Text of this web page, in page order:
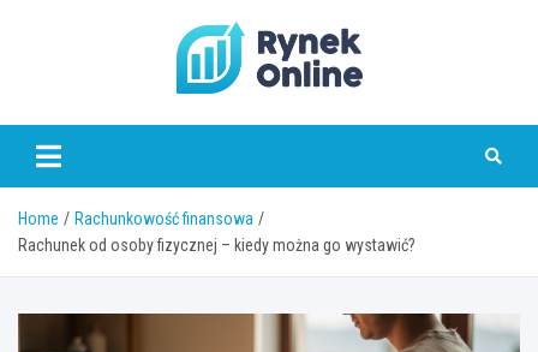
www.rynekonline.pl
Home
Rachunkowość finansowa
Rachunek od osoby fizycznej – kiedy można go wystawić?